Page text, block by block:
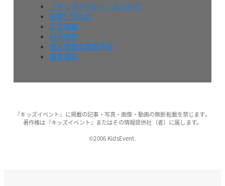
『キッズイベント』について
お問い合わせ
広告掲載
利用規約
個人情報の取扱方針
媒体資料
『キッズイベント』に掲載の記事・写真・画像・動画の無断転載を禁じます。
著作権は『キッズイベント』またはその情報提供社（者）に属します。
©2006 KidsEvent.